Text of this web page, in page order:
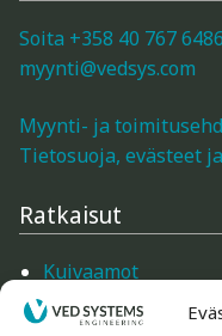
Merlin-tarvikkeet
Ilmankostutus,
ja puhdistimet
Merlin-
Ilmanpuhdistimet
Soita +358 40 767 6486
myynti@vedsys.com
Myynti- ja
Tietosuoja, evästeet
Ratkaisut
Kuivaamot
Mittarit